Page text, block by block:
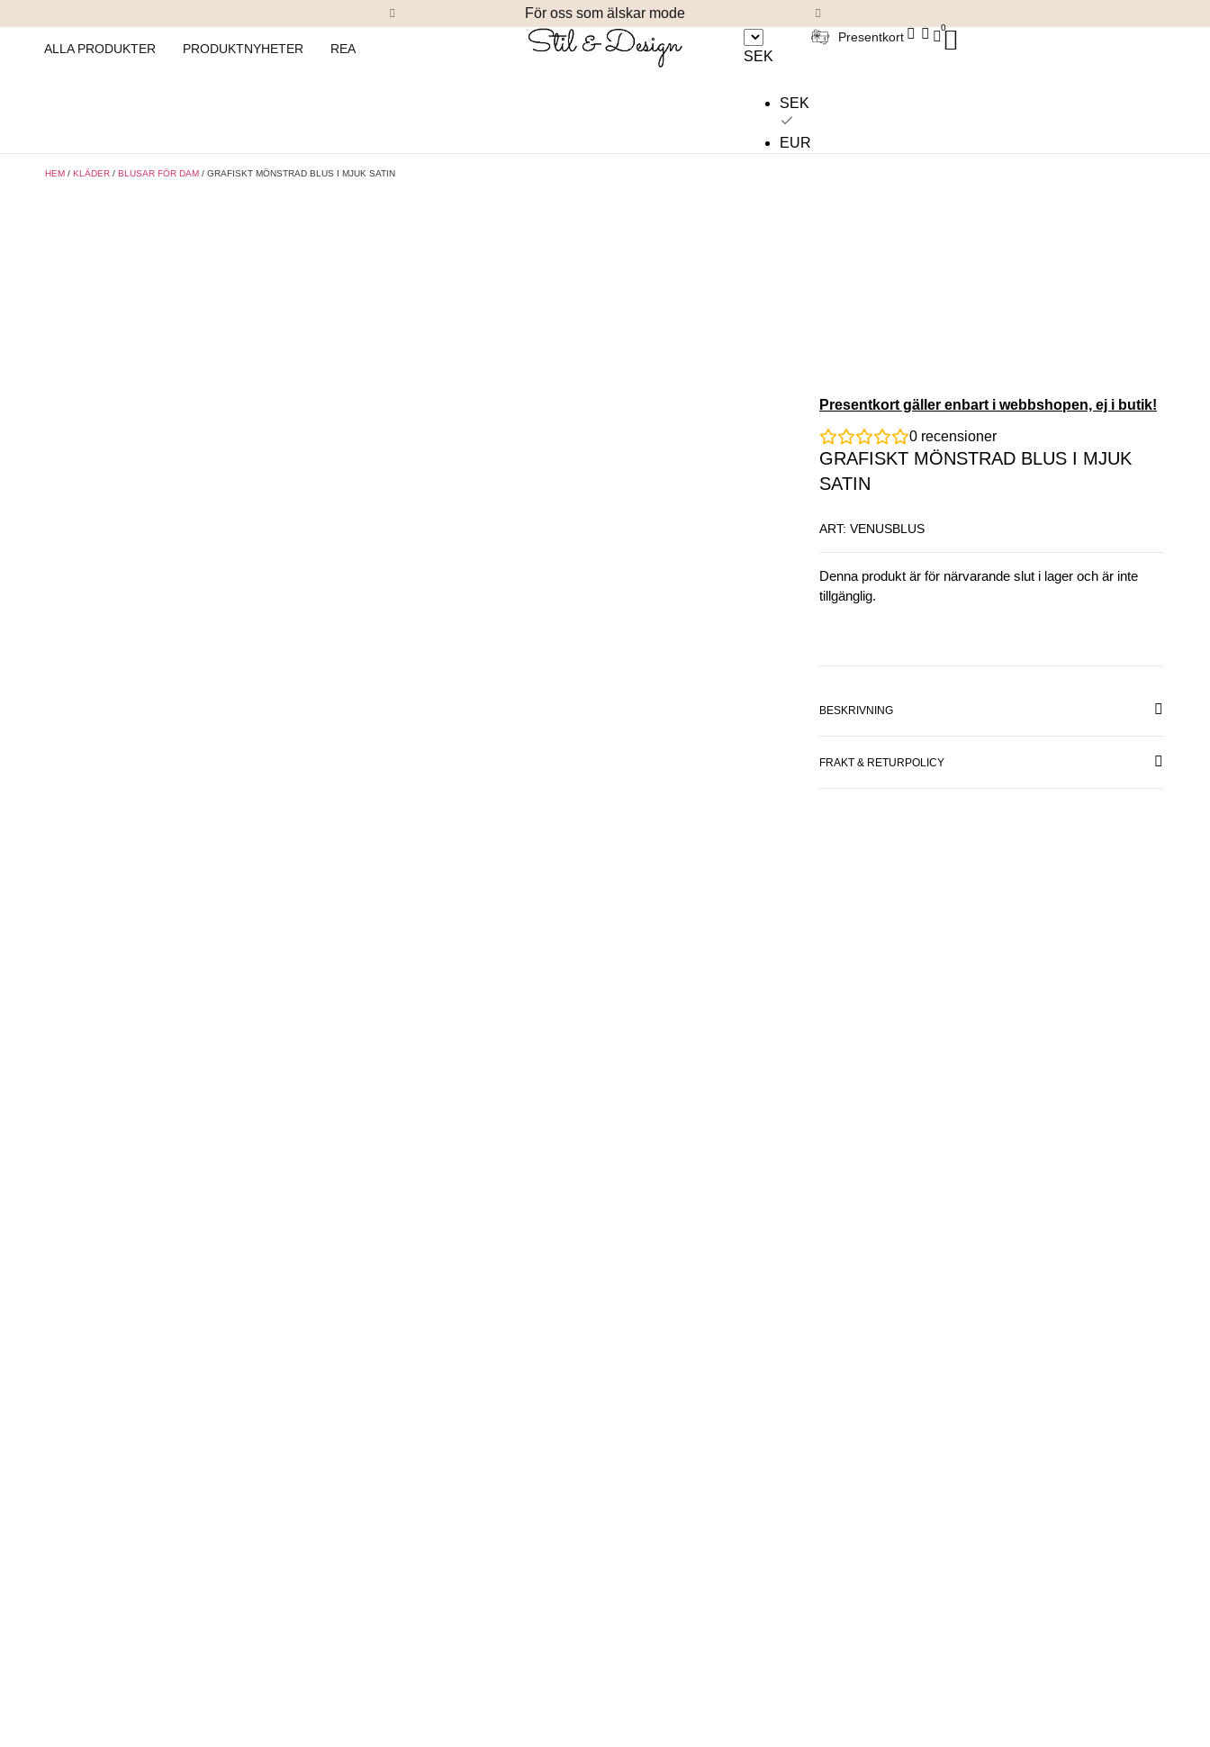
För oss som älskar mode
ALLA PRODUKTER PRODUKTNYHETER REA SEK
SEK
EUR
Presentkort
0
HEM / KLÄDER / BLUSAR FÖR DAM / GRAFISKT MÖNSTRAD BLUS I MJUK SATIN
Presentkort gäller enbart i webbshopen, ej i butik!
0 recensioner
GRAFISKT MÖNSTRAD BLUS I MJUK
SATIN
ART: VENUSBLUS
Denna produkt är för närvarande slut i lager och är inte
tillgänglig.
BESKRIVNING
FRAKT & RETURPOLICY